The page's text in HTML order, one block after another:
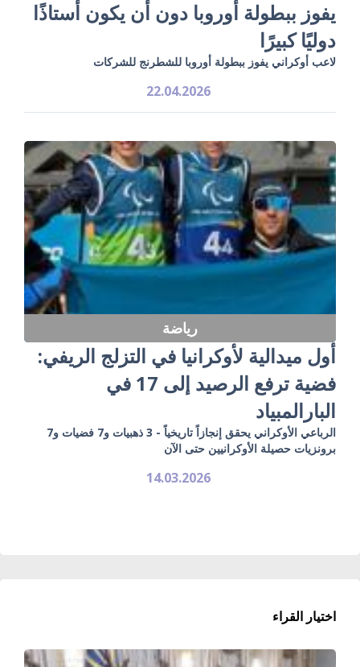
يفوز ببطولة أوروبا دون أن يكون أستاذًا
دوليًا كبيرًا
لاعب أوكراني يفوز ببطولة أوروبا للشطرنج للشركات
22.04.2026
رياضة
أول ميدالية لأوكرانيا في التزلج الريفي:
فضية ترفع الرصيد إلى 17 في
البارالمبياد
الرباعي الأوكراني يحقق إنجازاً تاريخياً - 3 ذهبيات و7 فضيات و7
برونزيات حصيلة الأوكرانيين حتى الآن
14.03.2026
اختيار القراء